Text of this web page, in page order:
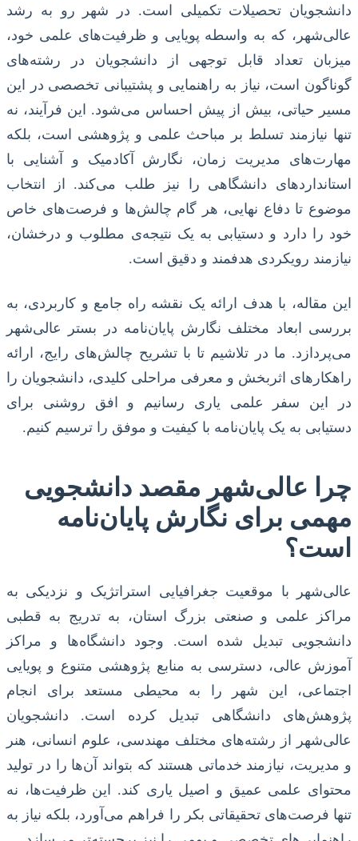
دانشجویان تحصیلات تکمیلی است. در شهر رو به رشد
عالی‌شهر، که به واسطه پویایی و ظرفیت‌های علمی خود،
میزبان تعداد قابل توجهی از دانشجویان در رشته‌های
گوناگون است، نیاز به راهنمایی و پشتیبانی تخصصی در این
مسیر حیاتی، بیش از پیش احساس می‌شود. این فرآیند، نه
تنها نیازمند تسلط بر مباحث علمی و پژوهشی است، بلکه
مهارت‌های مدیریت زمان، نگارش آکادمیک و آشنایی با
استانداردهای دانشگاهی را نیز طلب می‌کند. از انتخاب
موضوع تا دفاع نهایی، هر گام چالش‌ها و فرصت‌های خاص
خود را دارد و دستیابی به یک نتیجه‌ی مطلوب و درخشان،
نیازمند رویکردی هدفمند و دقیق است.
این مقاله، با هدف ارائه یک نقشه راه جامع و کاربردی، به
بررسی ابعاد مختلف نگارش پایان‌نامه در بستر عالی‌شهر
می‌پردازد. ما در تلاشیم تا با تشریح چالش‌های رایج، ارائه
راهکارهای اثربخش و معرفی مراحلی کلیدی، دانشجویان را
در این سفر علمی یاری رسانیم و افق روشنی برای
دستیابی به یک پایان‌نامه با کیفیت و موفق را ترسیم کنیم.
چرا عالی‌شهر مقصد دانشجویی
مهمی برای نگارش پایان‌نامه
است؟
عالی‌شهر با موقعیت جغرافیایی استراتژیک و نزدیکی به
مراکز علمی و صنعتی بزرگ استان، به تدریج به قطبی
دانشجویی تبدیل شده است. وجود دانشگاه‌ها و مراکز
آموزش عالی، دسترسی به منابع پژوهشی متنوع و پویایی
اجتماعی، این شهر را به محیطی مستعد برای انجام
پژوهش‌های دانشگاهی تبدیل کرده است. دانشجویان
عالی‌شهر از رشته‌های مختلف مهندسی، علوم انسانی، هنر
و مدیریت، نیازمند خدماتی هستند که بتواند آن‌ها را در تولید
محتوای علمی عمیق و اصیل یاری کند. این ظرفیت‌ها، نه
تنها فرصت‌های تحقیقاتی بکر را فراهم می‌آورد، بلکه نیاز به